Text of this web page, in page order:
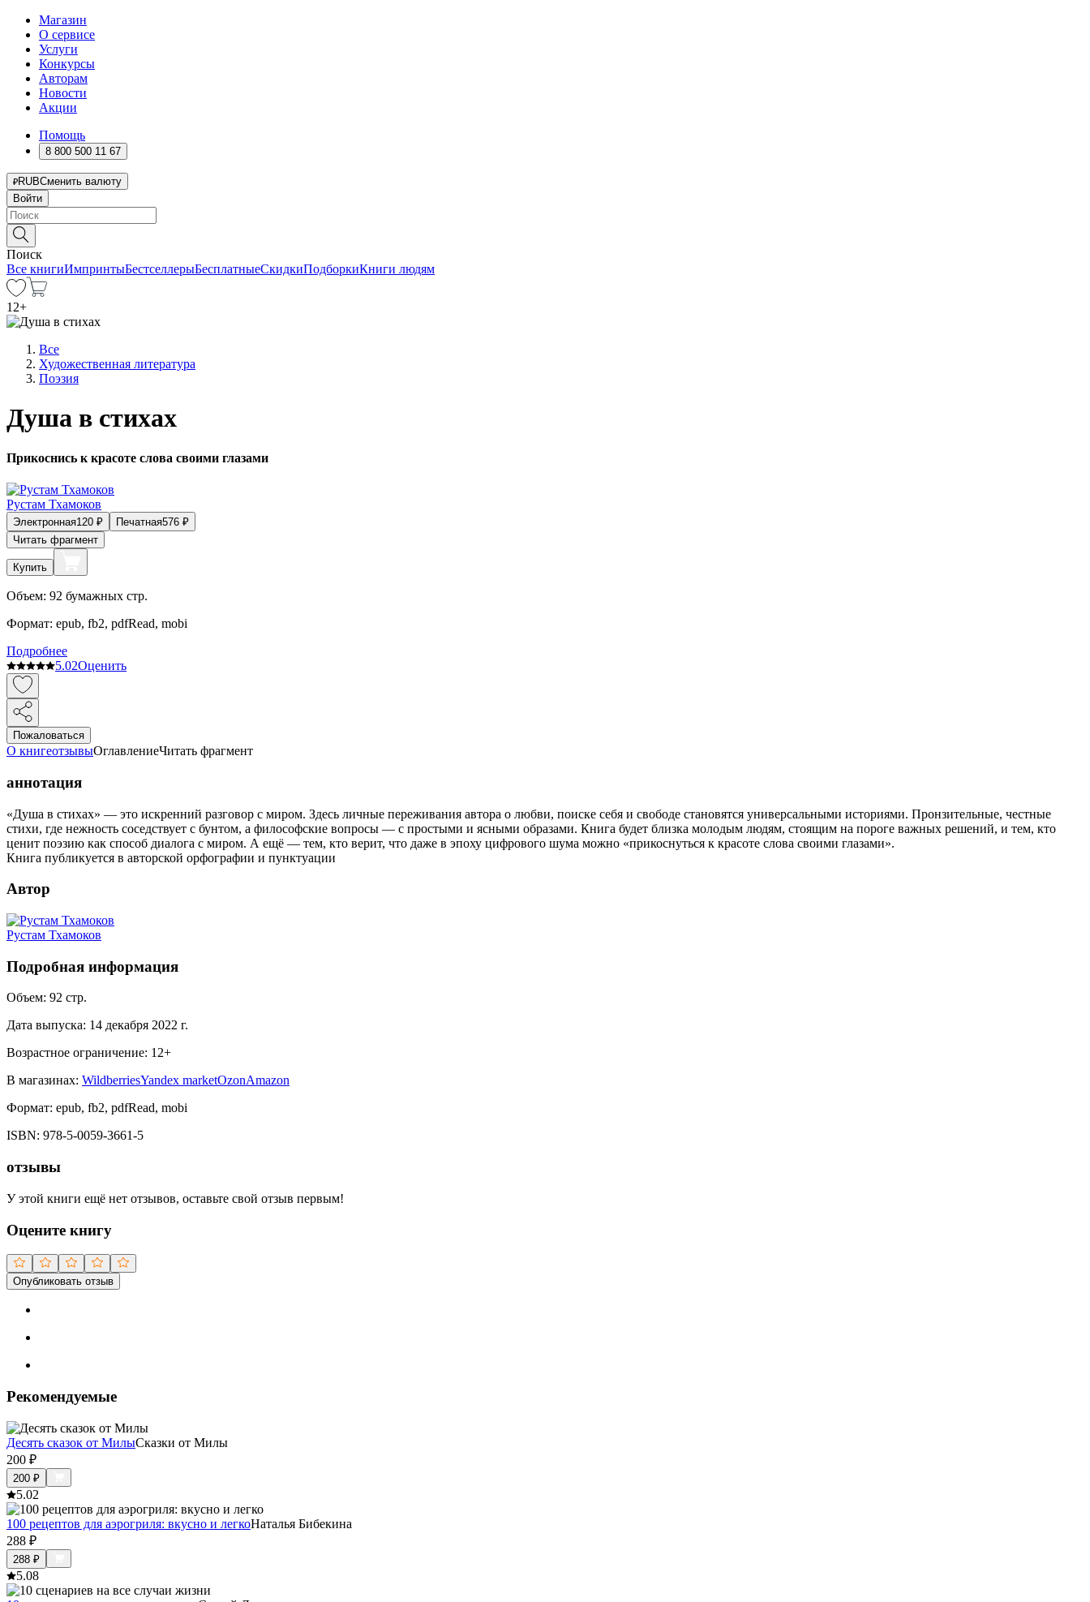
Магазин
О сервисе
Услуги
Конкурсы
Авторам
Новости
Акции
Помощь
8 800 500 11 67
RUBСменить валюту
Войти
Поиск
Все книгиИмпринтыБестселлерыБесплатныеСкидкиПодборкиКниги людям
12+
Все
Художественная литература
Поэзия
Душа в стихах
Прикоснись к красоте слова своими глазами
Рустам Тхамоков
Электронная120 ₽ Печатная576 ₽
Читать фрагмент
Купить
Объем: 92 бумажных стр.
Формат: epub, fb2, pdfRead, mobi
Подробнее
5.02Оценить
Пожаловаться
О книгеотзывыОглавлениеЧитать фрагмент
аннотация
«Душа в стихах» — это искренний разговор с миром. Здесь личные переживания автора о любви, поиске себя и свободе становятся универсальными историями. Пронзительные, честные
стихи, где нежность соседствует с бунтом, а философские вопросы — с простыми и ясными образами. Книга будет близка молодым людям, стоящим на пороге важных решений, и тем, кто
ценит поэзию как способ диалога с миром. А ещё — тем, кто верит, что даже в эпоху цифрового шума можно «прикоснуться к красоте слова своими глазами».
Книга публикуется в авторской орфографии и пунктуации
Автор
Рустам Тхамоков
Подробная информация
Объем: 92 стр.
Дата выпуска: 14 декабря 2022 г.
Возрастное ограничение: 12+
В магазинах: WildberriesYandex marketOzonAmazon
Формат: epub, fb2, pdfRead, mobi
ISBN: 978-5-0059-3661-5
отзывы
У этой книги ещё нет отзывов, оставьте свой отзыв первым!
Оцените книгу
Опубликовать отзыв
Рекомендуемые
Десять сказок от МилыСказки от Милы
200 ₽
200 ₽
5.02
100 рецептов для аэрогриля: вкусно и легкоНаталья Бибекина
288 ₽
288 ₽
5.08